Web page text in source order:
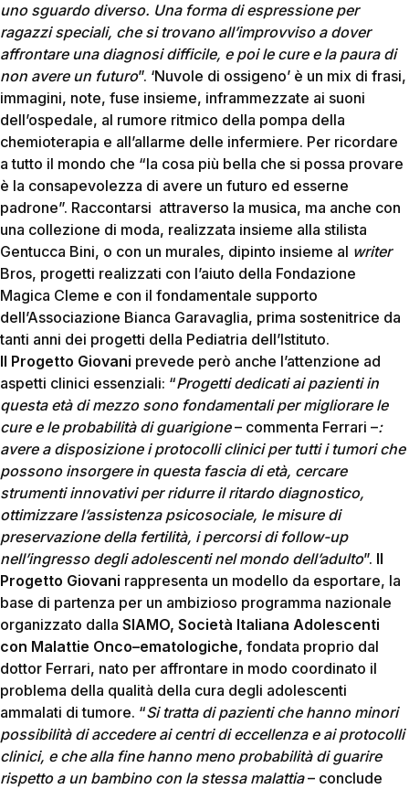
uno sguardo diverso. Una forma di espressione per
ragazzi speciali, che si trovano all’improvviso a dover
affrontare una diagnosi difficile, e poi le cure e la paura di
non avere un futuro”. ‘Nuvole di ossigeno’ è un mix di frasi,
immagini, note, fuse insieme, inframmezzate ai suoni
dell’ospedale, al rumore ritmico della pompa della
chemioterapia e all’allarme delle infermiere. Per ricordare
a tutto il mondo che “la cosa più bella che si possa provare
è la consapevolezza di avere un futuro ed esserne
padrone”. Raccontarsi attraverso la musica, ma anche con
una collezione di moda, realizzata insieme alla stilista
Gentucca Bini, o con un murales, dipinto insieme al writer
Bros, progetti realizzati con l’aiuto della Fondazione
Magica Cleme e con il fondamentale supporto
dell’Associazione Bianca Garavaglia, prima sostenitrice da
tanti anni dei progetti della Pediatria dell’Istituto.
Il Progetto Giovani prevede però anche l’attenzione ad
aspetti clinici essenziali: “Progetti dedicati ai pazienti in
questa età di mezzo sono fondamentali per migliorare le
cure e le probabilità di guarigione– commenta Ferrari –:
avere a disposizione i protocolli clinici per tutti i tumori che
possono insorgere in questa fascia di età, cercare
strumenti innovativi per ridurre il ritardo diagnostico,
ottimizzare l’assistenza psicosociale, le misure di
preservazione della fertilità, i percorsi di follow-up
nell’ingresso degli adolescenti nel mondo dell’adulto”. Il
Progetto Giovani rappresenta un modello da esportare, la
base di partenza per un ambizioso programma nazionale
organizzato dalla SIAMO, Società Italiana Adolescenti
con Malattie Onco–ematologiche, fondata proprio dal
dottor Ferrari, nato per affrontare in modo coordinato il
problema della qualità della cura degli adolescenti
ammalati di tumore. “Si tratta di pazienti che hanno minori
possibilità di accedere ai centri di eccellenza e ai protocolli
clinici, e che alla fine hanno meno probabilità di guarire
rispetto a un bambino con la stessa malattia– conclude